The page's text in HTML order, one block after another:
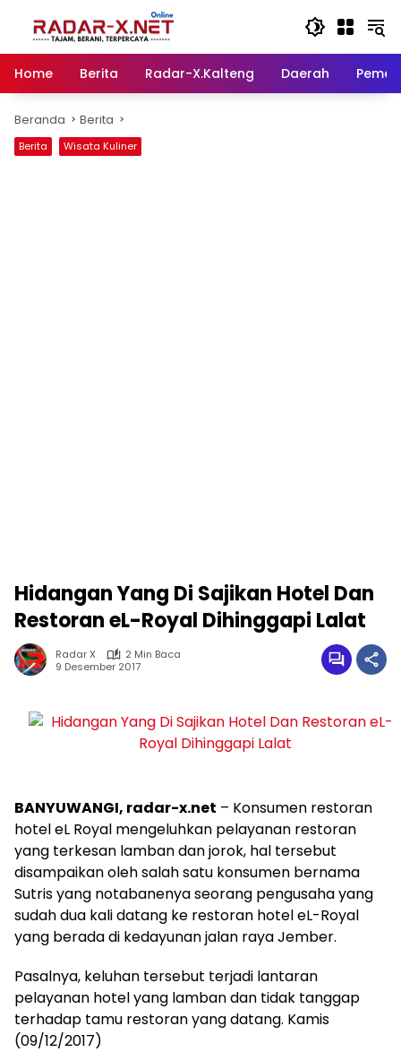
konten
Home
Berita Radar-X.Kalteng Daerah
Beranda Berita
Berita Wisata Kuliner
Hidangan Yang Di Sajikan Hotel Dan
Restoran eL-Royal Dihinggapi Lalat
Radar X
2 Min Baca
9 Desember 2017
BANYUWANGI, radar-x.net – Konsumen restoran
hotel eL Royal mengeluhkan pelayanan restoran
yang terkesan lamban dan jorok, hal tersebut
disampaikan oleh salah satu konsumen bernama
Sutris yang notabanenya seorang pengusaha yang
sudah dua kali datang ke restoran hotel eL-Royal
yang berada di kedayunan jalan raya Jember.
Pasalnya, keluhan tersebut terjadi lantaran
pelayanan hotel yang lamban dan tidak tanggap
terhadap tamu restoran yang datang. Kamis
(09/12/2017)